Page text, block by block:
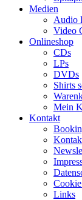
Medien
Audio
Video
Onlineshop
CDs
LPs
DVDs
Shirts
Mein
Kontakt
Links